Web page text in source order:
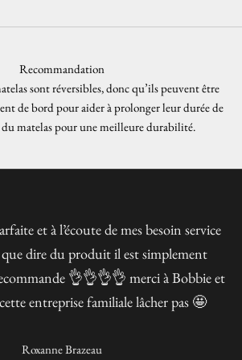
Recommandation
sont réversibles, donc qu’ils peuvent être
de bord pour aider à prolonger leur durée de
matelas pour une meilleure durabilité.
et à l’écoute de mes besoin service
dire du produit il est simplement
👌👌👌👌 merci à Bobbie et
entreprise familiale lâcher pas 🤩
Roxanne Brazeau